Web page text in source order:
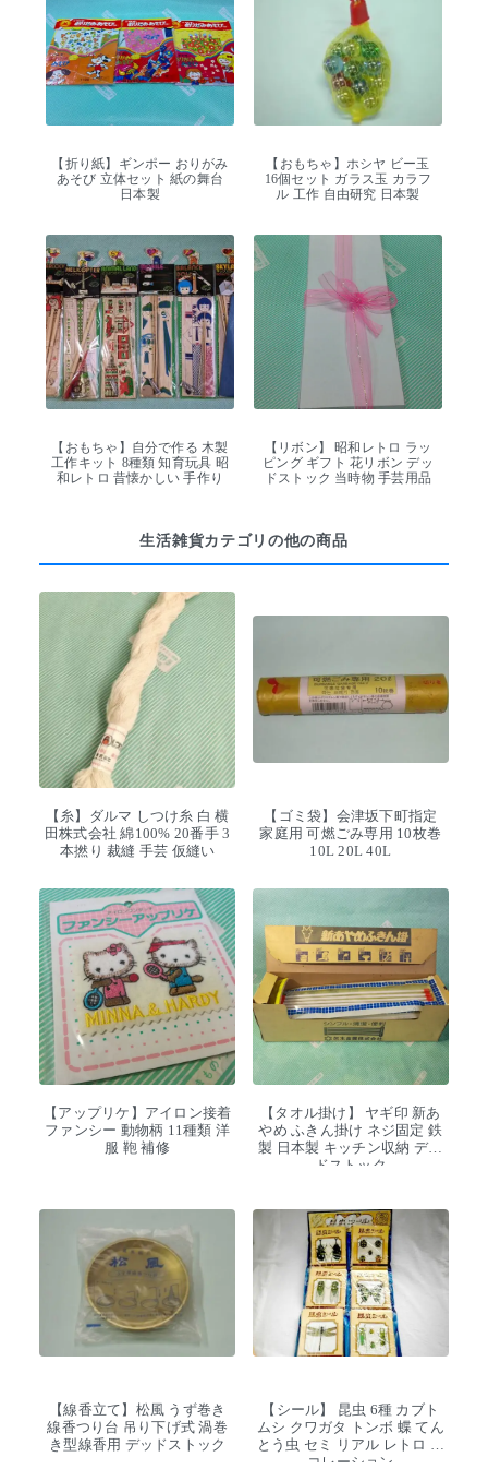
【折り紙】ギンポー おりがみ
あそび 立体セット 紙の舞台
日本製
【おもちゃ】ホシヤ ビー玉
16個セット ガラス玉 カラフ
ル 工作 自由研究 日本製
【おもちゃ】自分で作る 木製
工作キット 8種類 知育玩具 昭
和レトロ 昔懐かしい 手作り
【リボン】 昭和レトロ ラッ
ピング ギフト 花リボン デッ
ドストック 当時物 手芸用品
生活雑貨カテゴリの他の商品
【糸】ダルマ しつけ糸 白 横
田株式会社 綿100% 20番手 3
本撚り 裁縫 手芸 仮縫い
【ゴミ袋】会津坂下町指定
家庭用 可燃ごみ専用 10枚巻
10L 20L 40L
【アップリケ】アイロン接着
ファンシー 動物柄 11種類 洋
服 鞄 補修
【タオル掛け】 ヤギ印 新あ
やめ ふきん掛け ネジ固定 鉄
製 日本製 キッチン収納 デッ
ドストック
【線香立て】松風 うず巻き
線香つり台 吊り下げ式 渦巻
き型線香用 デッドストック
【シール】 昆虫 6種 カブト
ムシ クワガタ トンボ 蝶 てん
とう虫 セミ リアル レトロ デ
コレーション